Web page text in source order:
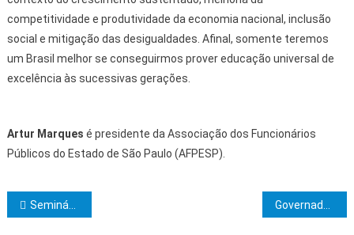
competitividade e produtividade da economia nacional, inclusão
social e mitigação das desigualdades. Afinal, somente teremos
um Brasil melhor se conseguirmos prover educação universal de
excelência às sucessivas gerações.
Artur Marques é presidente da Associação dos Funcionários
Públicos do Estado de São Paulo (AFPESP).
Navegação de Post
Seminário debate na Assembleia Legislativa da Bahia o direito ao alimento e o combate à fome Governador Jerônimo Rodrigues anuncia criação de plano de segurança para Feira de Santana